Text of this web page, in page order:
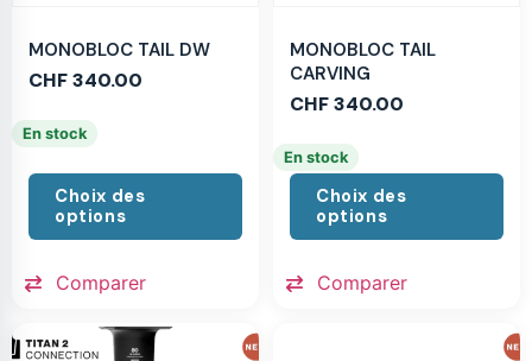
MONOBLOC TAIL DW
CHF340.00
En stock
Choix des
options
Comparer
MONOBLOC TAIL
CARVING
CHF340.00
En stock
Choix des
options
Comparer